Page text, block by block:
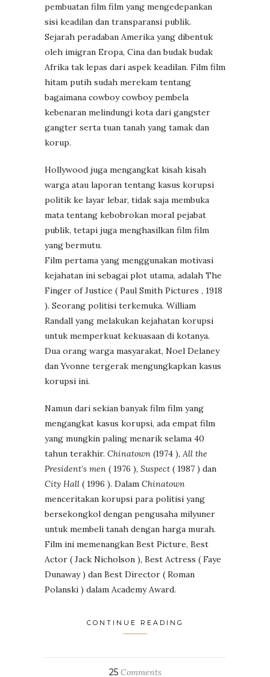
pembuatan film film yang mengedepankan
sisi keadilan dan transparansi publik.
Sejarah peradaban Amerika yang dibentuk
oleh imigran Eropa, Cina dan budak budak
Afrika tak lepas dari aspek keadilan. Film film
hitam putih sudah merekam tentang
bagaimana cowboy cowboy pembela
kebenaran melindungi kota dari gangster
gangter serta tuan tanah yang tamak dan
korup.
Hollywood juga mengangkat kisah kisah
warga atau laporan tentang kasus korupsi
politik ke layar lebar, tidak saja membuka
mata tentang kebobrokan moral pejabat
publik, tetapi juga menghasilkan film film
yang bermutu.
Film pertama yang menggunakan motivasi
kejahatan ini sebagai plot utama, adalah The
Finger of Justice ( Paul Smith Pictures , 1918
). Seorang politisi terkemuka. William
Randall yang melakukan kejahatan korupsi
untuk memperkuat kekuasaan di kotanya.
Dua orang warga masyarakat, Noel Delaney
dan Yvonne tergerak mengungkapkan kasus
korupsi ini.
Namun dari sekian banyak film film yang
mengangkat kasus korupsi, ada empat film
yang mungkin paling menarik selama 40
tahun terakhir. Chinatown (1974 ), All the
President’s men ( 1976 ), Suspect ( 1987 ) dan
City Hall ( 1996 ). Dalam Chinatown
menceritakan korupsi para politisi yang
bersekongkol dengan pengusaha milyuner
untuk membeli tanah dengan harga murah.
Film ini memenangkan Best Picture, Best
Actor ( Jack Nicholson ), Best Actress ( Faye
Dunaway ) dan Best Director ( Roman
Polanski ) dalam Academy Award.
CONTINUE READING
25Comments